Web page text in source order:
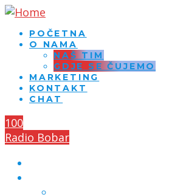
POČETNA
O NAMA
NAŠ TIM
GDJE SE ČUJEMO
MARKETING
KONTAKT
CHAT
100
Radio Bobar